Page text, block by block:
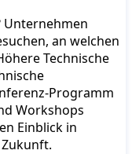
Unternehmen
an welchen
Technische
Programm
Workshops
Einblick in